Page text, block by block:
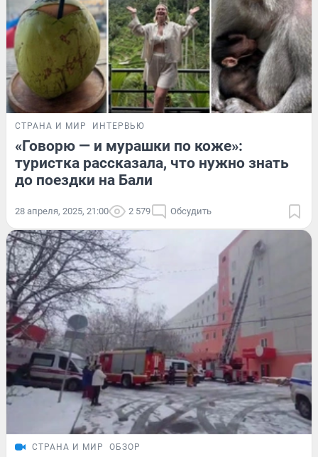
СТРАНА И МИР ИНТЕРВЬЮ
«Говорю — и мурашки по коже»:
туристка рассказала, что нужно знать
до поездки на Бали
28 апреля, 2025, 21:00 2 579 Обсудить
СТРАНА И МИР ОБЗОР